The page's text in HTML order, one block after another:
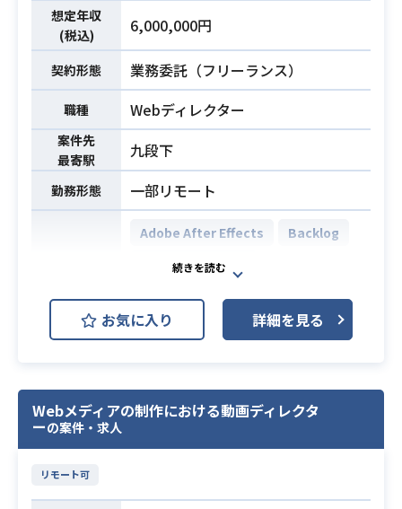
必須スキル
・Photoshop・Illustratorを用いた
実務経験3年以上
・PowerPoint・Excelを用いた提案
書・構成指示書の作成経験
・広告代理店案件における広告コン
テンツ制作経験
・女性向けファッション・コスメ雑
誌・Webメディアでの業務経験
想定年収
(税込)
6,000,000円
契約形態 業務委託（フリーランス）
職種 Webディレクター
案件先
最寄駅
九段下
勤務形態 一部リモート
Adobe After Effects
Backlog
Adobe Illustrator
Adobe Photoshop
Figma
Adobe XD
業務内容
ディレクションをお任せします。
具体的な業務内容として、コンテン
お気に入り 詳細を見る
Webメディアの制作における動画ディレクタ
ーの案件・求人
リモート可